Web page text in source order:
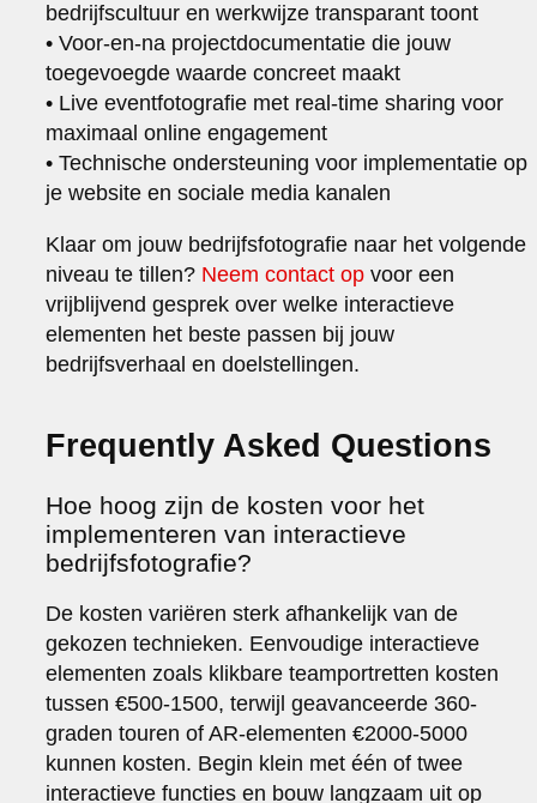
bedrijfscultuur en werkwijze transparant toont
• Voor-en-na projectdocumentatie die jouw
toegevoegde waarde concreet maakt
• Live eventfotografie met real-time sharing voor
maximaal online engagement
• Technische ondersteuning voor implementatie op
je website en sociale media kanalen
Klaar om jouw bedrijfsfotografie naar het volgende
niveau te tillen? Neem contact op voor een
vrijblijvend gesprek over welke interactieve
elementen het beste passen bij jouw
bedrijfsverhaal en doelstellingen.
Frequently Asked Questions
Hoe hoog zijn de kosten voor het
implementeren van interactieve
bedrijfsfotografie?
De kosten variëren sterk afhankelijk van de
gekozen technieken. Eenvoudige interactieve
elementen zoals klikbare teamportretten kosten
tussen €500-1500, terwijl geavanceerde 360-
graden touren of AR-elementen €2000-5000
kunnen kosten. Begin klein met één of twee
interactieve functies en bouw langzaam uit op